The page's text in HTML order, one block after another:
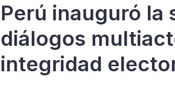
Perú inauguró la
diálogos
integridad